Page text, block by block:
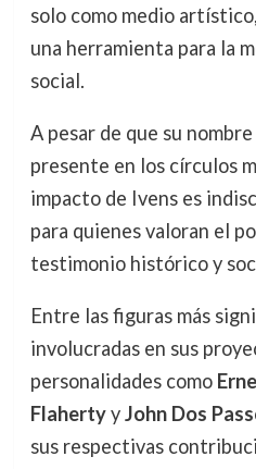
solo como medio
una herramienta para la
social.
A pesar de que su
presente en los círculos
impacto de Ivens es
para quienes valoran el
testimonio histórico y
Entre las figuras más
involucradas en sus
personalidades como
FlahertyyJohn Dos
sus respectivas